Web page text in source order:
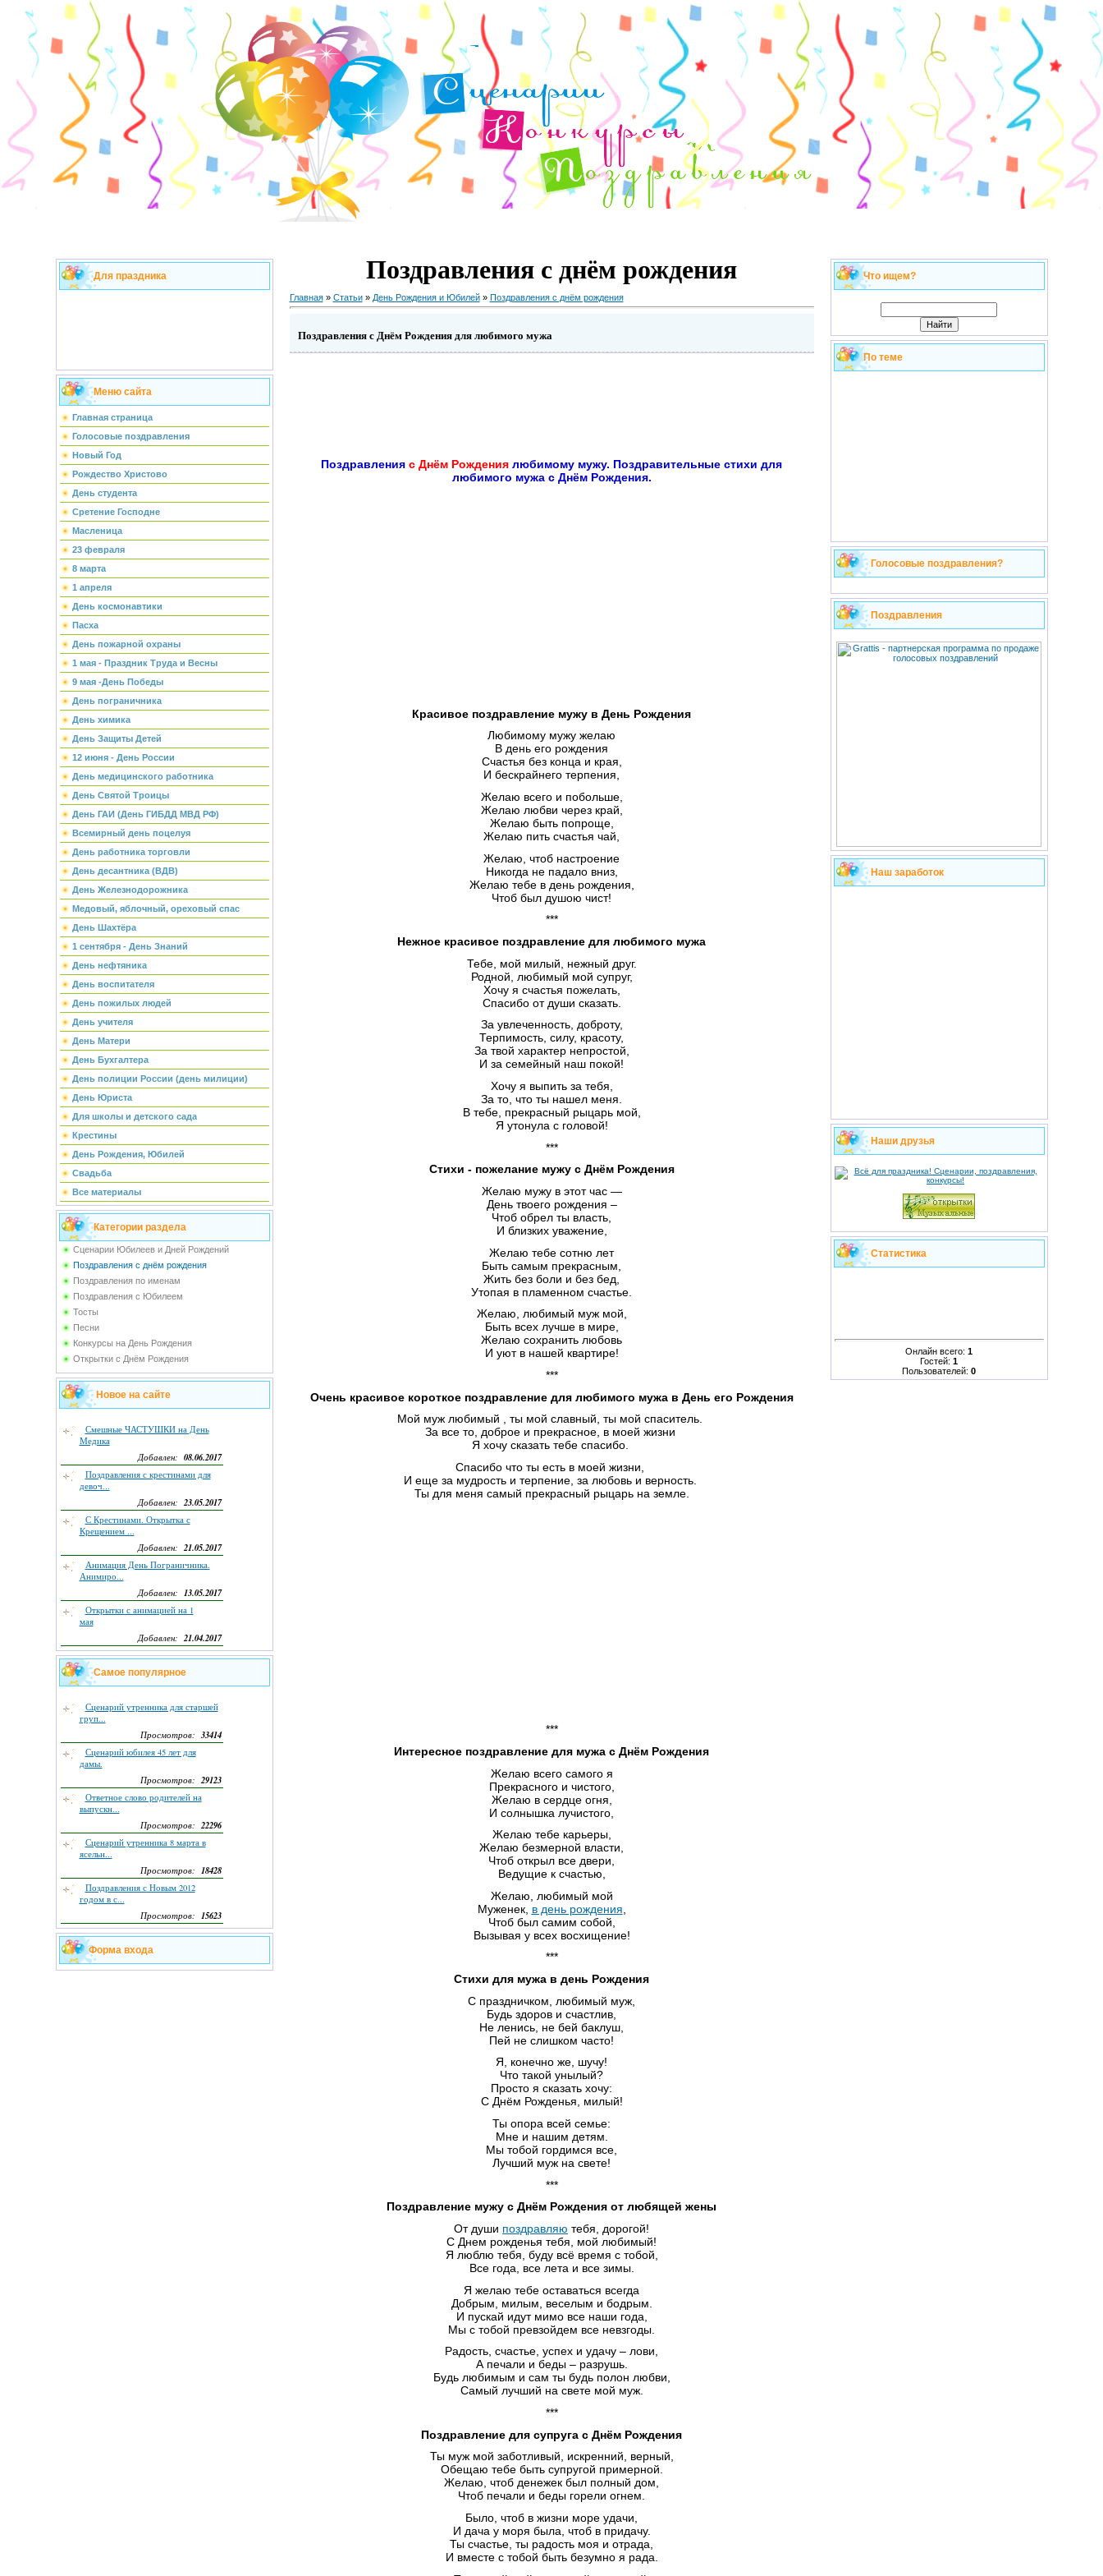
Для праздника
Меню сайта
Главная страница
Голосовые поздравления
Новый Год
Рождество Христово
День студента
Сретение Господне
Масленица
23 февраля
8 марта
1 апреля
День космонавтики
Пасха
День пожарной охраны
1 мая - Праздник Труда и Весны
9 мая -День Победы
День пограничника
День химика
День Защиты Детей
12 июня - День России
День медицинского работника
День Святой Троицы
День ГАИ (День ГИБДД МВД РФ)
Всемирный день поцелуя
День работника торговли
День десантника (ВДВ)
День Железнодорожника
Медовый, яблочный, ореховый спас
День Шахтёра
1 сентября - День Знаний
День нефтяника
День воспитателя
День пожилых людей
День учителя
День Матери
День Бухгалтера
День полиции России (день милиции)
День Юриста
Для школы и детского сада
Крестины
День Рождения, Юбилей
Свадьба
Все материалы
Категории раздела
Сценарии Юбилеев и Дней Рождений
Поздравления с днём рождения
Поздравления по именам
Поздравления с Юбилеем
Тосты
Песни
Конкурсы на День Рождения
Открытки с Днём Рождения
Новое на сайте
Смешные ЧАСТУШКИ на День
Медика
Добавлен: 08.06.2017
Поздравления с крестинами для
девоч...
Добавлен:23.05.2017
С Крестинами. Открытка с
Крещением ...
Добавлен:21.05.2017
Анимация День Пограничника.
Анимиро...
Добавлен: 13.05.2017
Открытки с анимацией на 1
мая
Добавлен:21.04.2017
Самое популярное
Сценарий утренника для старшей
груп...
Просмотров: 33414
Сценарий юбилея 45 лет для
дамы.
Просмотров:29123
Ответное слово родителей на
выпускн...
Просмотров:22296
Сценарий утренника 8 марта в
ясельн...
Просмотров: 18428
Поздравления с Новым 2012
годом в с...
Просмотров: 15623
Форма входа
Поздравления с днём рождения
Главная» Статьи» День Рождения и Юбилей» Поздравления с днём рождения
Поздравления с Днём Рождения для любимого мужа
Поздравления с Днём Рождения любимому мужу. Поздравительные стихи для
любимого мужа с Днём Рождения.
Красивое поздравление мужу в День Рождения
Любимому мужу желаю
В день его рождения
Счастья без конца и края,
И бескрайнего терпения,
Желаю всего и побольше,
Желаю любви через край,
Желаю быть попроще,
Желаю пить счастья чай,
Желаю, чтоб настроение
Никогда не падало вниз,
Желаю тебе в день рождения,
Чтоб был душою чист!
***
Нежное красивое поздравление для любимого мужа
Тебе, мой милый, нежный друг.
Родной, любимый мой супруг,
Хочу я счастья пожелать,
Спасибо от души сказать.
За увлеченность, доброту,
Терпимость, силу, красоту,
За твой характер непростой,
И за семейный наш покой!
Хочу я выпить за тебя,
За то, что ты нашел меня.
В тебе, прекрасный рыцарь мой,
Я утонула с головой!
***
Стихи - пожелание мужу с Днём Рождения
Желаю мужу в этот час —
День твоего рождения –
Чтоб обрел ты власть,
И близких уважение,
Желаю тебе сотню лет
Быть самым прекрасным,
Жить без боли и без бед,
Утопая в пламенном счастье.
Желаю, любимый муж мой,
Быть всех лучше в мире,
Желаю сохранить любовь
И уют в нашей квартире!
***
Очень красивое короткое поздравление для любимого мужа в День его Рождения
Мой муж любимый , ты мой славный, ты мой спаситель.
За все то, доброе и прекрасное, в моей жизни
Я хочу сказать тебе спасибо.
Спасибо что ты есть в моей жизни,
И еще за мудрость и терпение, за любовь и верность.
Ты для меня самый прекрасный рыцарь на земле.
***
Интересное поздравление для мужа с Днём Рождения
Желаю всего самого я
Прекрасного и чистого,
Желаю в сердце огня,
И солнышка лучистого,
Желаю тебе карьеры,
Желаю безмерной власти,
Чтоб открыл все двери,
Ведущие к счастью,
Желаю, любимый мой
Муженек, в день рождения
Чтоб был самим собой,
Вызывая у всех восхищение!
***
Стихи для мужа в день Рождения
С праздничком, любимый муж,
Будь здоров и счастлив,
Не ленись, не бей баклуш,
Пей не слишком часто!
Я, конечно же, шучу!
Что такой унылый?
Просто я сказать хочу:
С Днём Рожденья, милый!
Ты опора всей семье:
Мне и нашим детям.
Мы тобой гордимся все,
Лучший муж на свете!
***
Поздравление мужу с Днём Рождения от любящей жены
От души поздравляю тебя, дорогой!
С Днем рожденья тебя, мой любимый!
Я люблю тебя, буду всё время с тобой,
Все года, все лета и все зимы.
Я желаю тебе оставаться всегда
Добрым, милым, веселым и бодрым.
И пускай идут мимо все наши года,
Мы с тобой превзойдем все невзгоды.
Радость, счастье, успех и удачу – лови,
А печали и беды – разрушь.
Будь любимым и сам ты будь полон любви,
Самый лучший на свете мой муж.
***
Поздравление для супруга с Днём Рождения
Ты муж мой заботливый, искренний, верный,
Обещаю тебе быть супругой примерной.
Желаю, чтоб денежек был полный дом,
Чтоб печали и беды горели огнем.
Было, чтоб в жизни море удачи,
И дача у моря была, чтоб в придачу.
Ты счастье, ты радость моя и отрада,
И вместе с тобой быть безумно я рада.
Что ищем?
По теме
Голосовые поздравления?
Поздравления
Наш заработок
Наши друзья
Статистика
Онлайн всего: 1
Гостей: 1
Пользователей: 0